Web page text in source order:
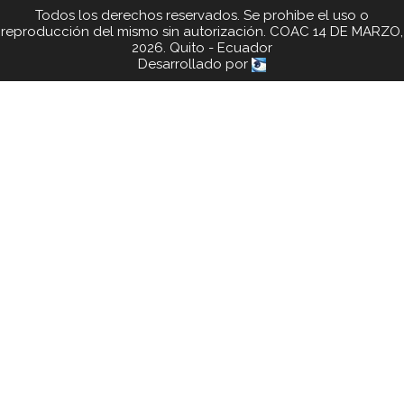
Todos los derechos reservados. Se prohibe el uso o
reproducción del mismo sin autorización. COAC 14 DE MARZO,
2026. Quito - Ecuador
Desarrollado por